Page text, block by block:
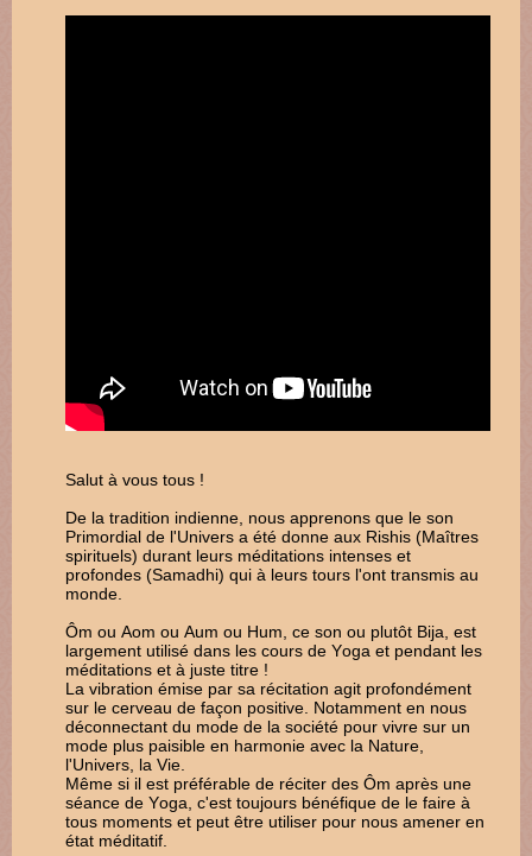
Salut à vous tous !
De la tradition indienne, nous apprenons que le son
Primordial de l'Univers a été donne aux Rishis (Maîtres
spirituels) durant leurs méditations intenses et
profondes (Samadhi) qui à leurs tours l'ont transmis au
monde.
Ôm ou Aom ou Aum ou Hum, ce son ou plutôt Bija, est
largement utilisé dans les cours de Yoga et pendant les
méditations et à juste titre !
La vibration émise par sa récitation agit profondément
sur le cerveau de façon positive. Notamment en nous
déconnectant du mode de la société pour vivre sur un
mode plus paisible en harmonie avec la Nature,
l'Univers, la Vie.
Même si il est préférable de réciter des Ôm après une
séance de Yoga, c'est toujours bénéfique de le faire à
tous moments et peut être utiliser pour nous amener en
état méditatif.